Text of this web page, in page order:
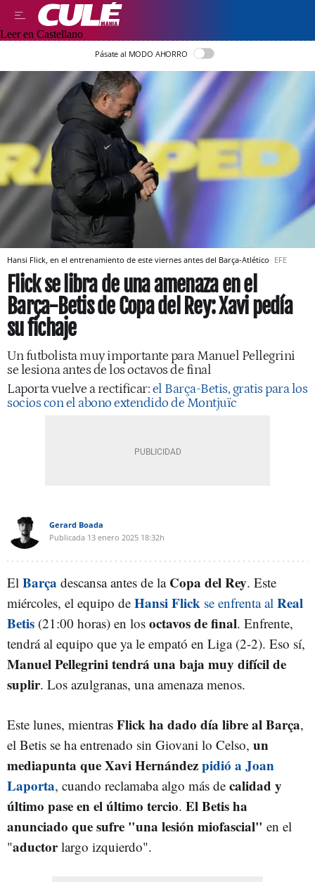
Leer en Castellano
Pásate al MODO AHORRO
Hansi Flick, en el entrenamiento de este viernes antes del Barça-Atlético EFE
Flick se libra de una amenaza en el
Barça-Betis de Copa del Rey: Xavi pedía
su fichaje
Un futbolista muy importante para Manuel Pellegrini
se lesiona antes de los octavos de final
Laporta vuelve a rectificar:el Barça-Betis, gratis para los
socios con el abono extendido de Montjuïc
Gerard Boada
Publicada 13 enero 2025 18:32h
El Barça descansa antes de la Copa del Rey. Este
miércoles, el equipo de Hansi Flick se enfrenta al Real
Betis (21:00 horas) en los octavos de final. Enfrente,
tendrá al equipo que ya le empató en Liga (2-2). Eso sí,
Manuel Pellegrini tendrá una baja muy difícil de
suplir. Los azulgranas, una amenaza menos.
Este lunes, mientras Flick ha dado día libre al Barça,
el Betis se ha entrenado sin Giovani lo Celso, un
mediapunta que Xavi Hernándezpidió a Joan
Laporta, cuando reclamaba algo más de calidad y
último pase en el último tercio. El Betis ha
anunciado que sufre "una lesión miofascial" en el
"aductorlargo izquierdo".